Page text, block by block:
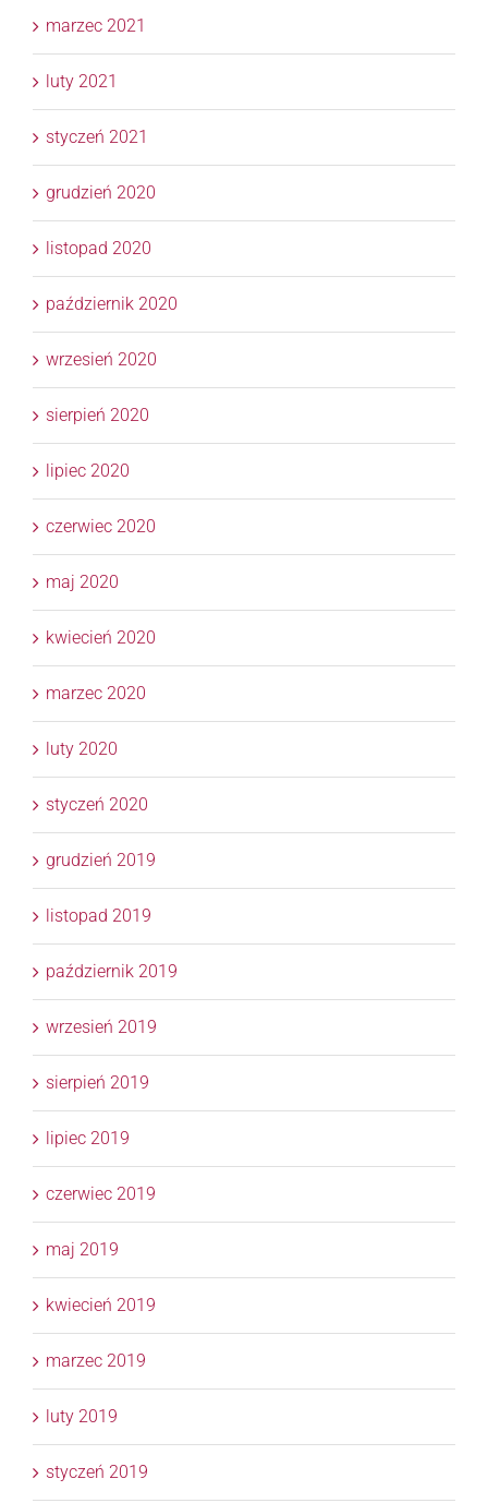
marzec 2021
luty 2021
styczeń 2021
grudzień 2020
listopad 2020
październik 2020
wrzesień 2020
sierpień 2020
lipiec 2020
czerwiec 2020
maj 2020
kwiecień 2020
marzec 2020
luty 2020
styczeń 2020
grudzień 2019
listopad 2019
październik 2019
wrzesień 2019
sierpień 2019
lipiec 2019
czerwiec 2019
maj 2019
kwiecień 2019
marzec 2019
luty 2019
styczeń 2019